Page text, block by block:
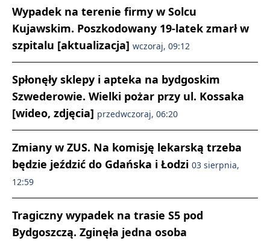
Wypadek na terenie firmy w Solcu
Kujawskim. Poszkodowany 19-latek zmarł w
szpitalu [aktualizacja] wczoraj, 09:12
Spłonęły sklepy i apteka na bydgoskim
Szwederowie. Wielki pożar przy ul. Kossaka
[wideo, zdjęcia] przedwczoraj, 06:20
Zmiany w ZUS. Na komisję lekarską trzeba
będzie jeździć do Gdańska i Łodzi 03 sierpnia,
12:59
Tragiczny wypadek na trasie S5 pod
Bydgoszczą. Zginęła jedna osoba